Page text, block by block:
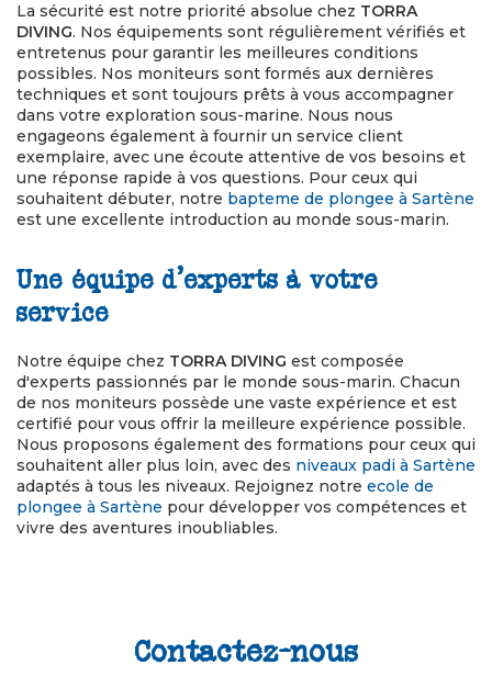
La sécurité est notre priorité absolue chez TORRA
DIVING. Nos équipements sont régulièrement vérifiés et
entretenus pour garantir les meilleures conditions
possibles. Nos moniteurs sont formés aux dernières
techniques et sont toujours prêts à vous accompagner
dans votre exploration sous-marine. Nous nous
engageons également à fournir un service client
exemplaire, avec une écoute attentive de vos besoins et
une réponse rapide à vos questions. Pour ceux qui
souhaitent débuter, notre bapteme de plongee à Sartène
est une excellente introduction au monde sous-marin.
Une équipe d'experts à votre
service
Notre équipe chez TORRA DIVING est composée
d'experts passionnés par le monde sous-marin. Chacun
de nos moniteurs possède une vaste expérience et est
certifié pour vous offrir la meilleure expérience possible.
Nous proposons également des formations pour ceux qui
souhaitent aller plus loin, avec des niveaux padi à Sartène
adaptés à tous les niveaux. Rejoignez notre ecole de
plongee à Sartène pour développer vos compétences et
vivre des aventures inoubliables.
Contactez-nous